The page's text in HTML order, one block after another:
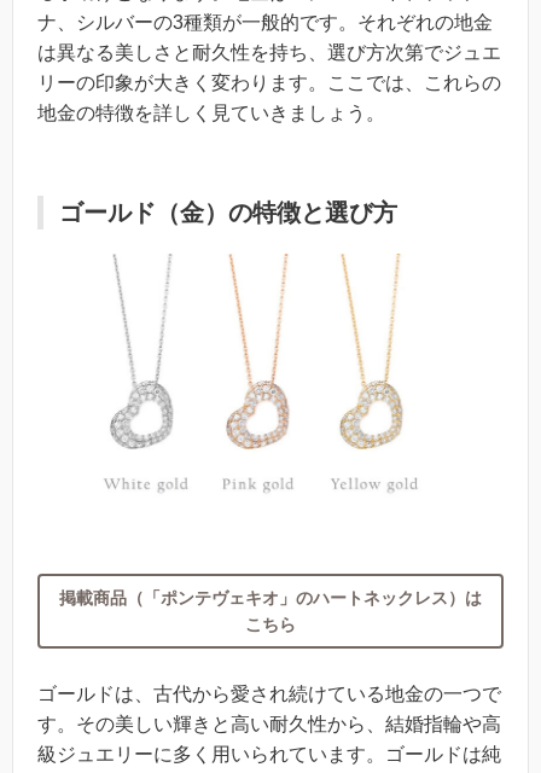
ナ、シルバーの3種類が一般的です。それぞれの地金
は異なる美しさと耐久性を持ち、選び方次第でジュエ
リーの印象が大きく変わります。ここでは、これらの
地金の特徴を詳しく見ていきましょう。
ゴールド（金）の特徴と選び方
掲載商品（「ポンテヴェキオ」のハートネックレス）は
こちら
ゴールドは、古代から愛され続けている地金の一つで
す。その美しい輝きと高い耐久性から、結婚指輪や高
級ジュエリーに多く用いられています。ゴールドは純